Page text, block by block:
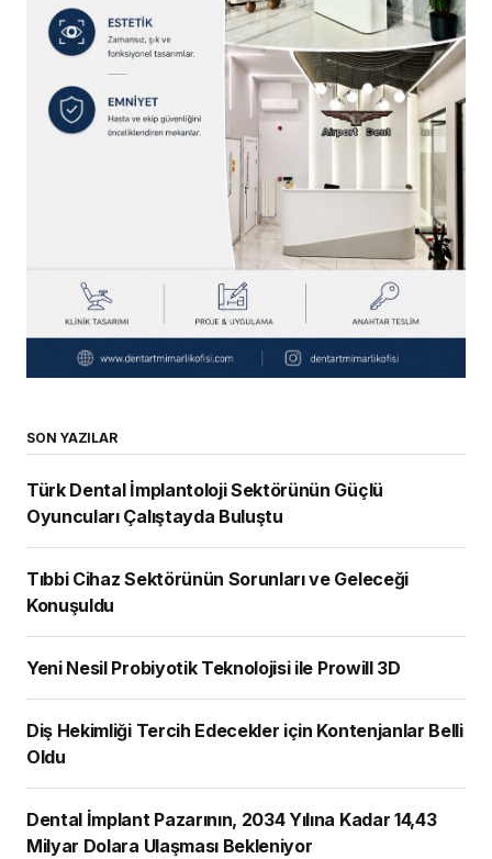
SON YAZILAR
Türk Dental İmplantoloji Sektörünün Güçlü
Oyuncuları Çalıştayda Buluştu
Tıbbi Cihaz Sektörünün Sorunları ve Geleceği
Konuşuldu
Yeni Nesil Probiyotik Teknolojisi ile Prowill 3D
Diş Hekimliği Tercih Edecekler için Kontenjanlar Belli
Oldu
Dental İmplant Pazarının, 2034 Yılına Kadar 14,43
Milyar Dolara Ulaşması Bekleniyor